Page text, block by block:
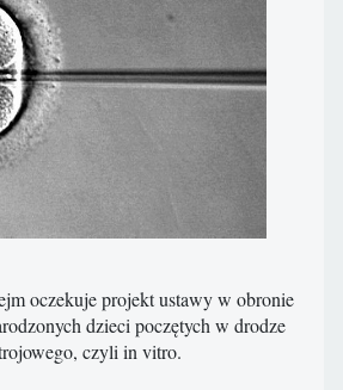
oczekuje projekt ustawy w obronie
dzieci poczętych w drodze
czyli in vitro.